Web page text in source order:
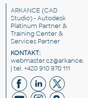
ARKANCE (CAD
Studio) - Autodesk
Platinum Partner &
Training Center &
Services Partner
KONTAKT:
| tel. +420 910 970 111